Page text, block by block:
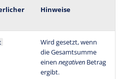
Hinweise
Wird gesetzt, wenn
die Gesamtsumme
einen negativen Betrag
ergibt.